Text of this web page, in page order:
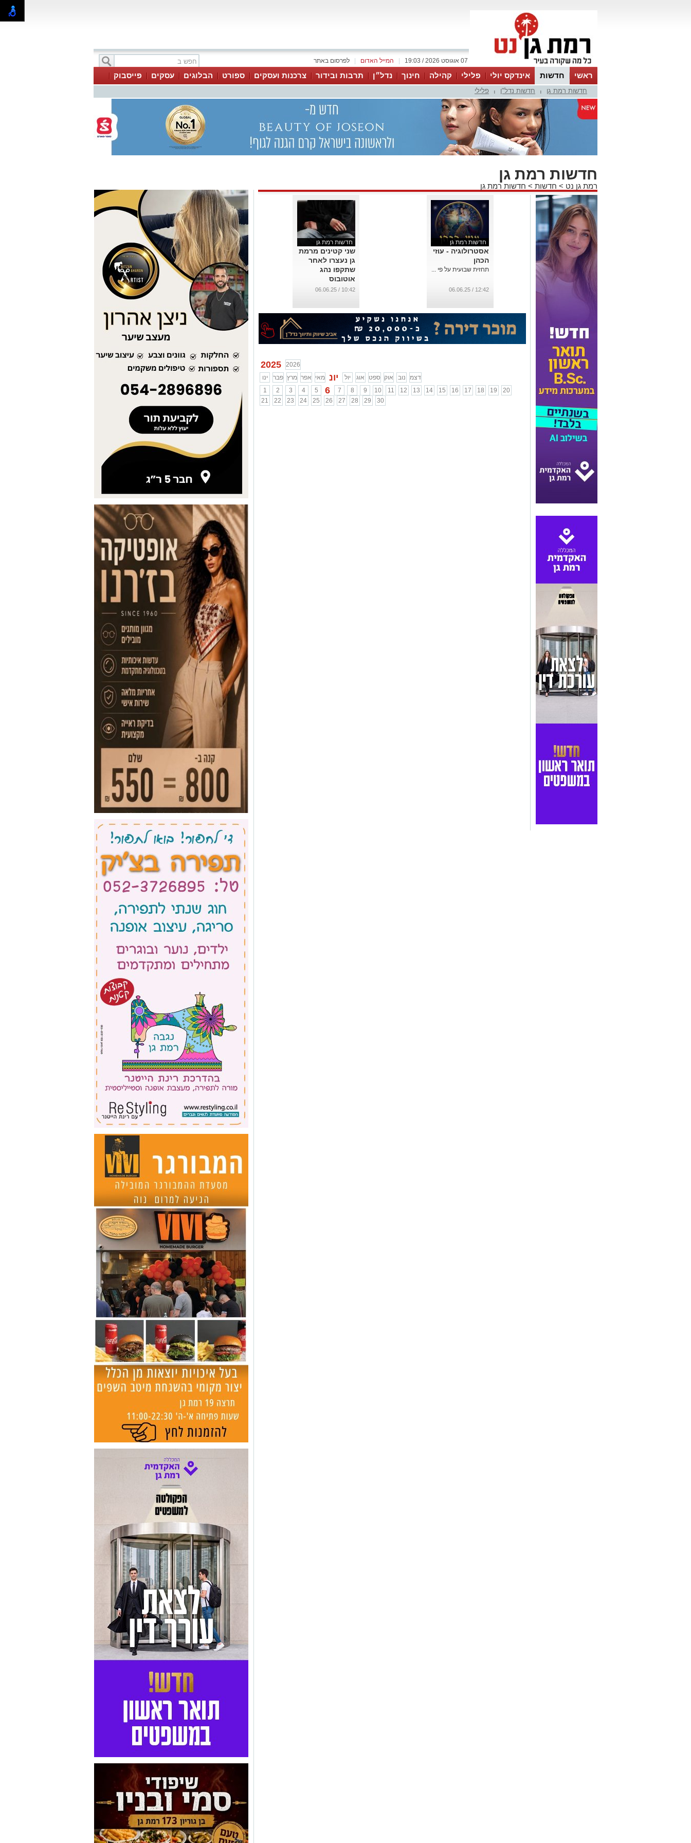
לפרסום באתר המייל האדום 07 אוגוסט 2026 / 19:03
ראשי חדשות אינדקס יולי פלילי קהילה חינוך נדל״ן תרבות ובידור צרכנות ועסקים ספורט הבלוגים עסקים
פייסבוק
ווטסאפ
חדשות רמת גן חדשות נדל"ן פלילי
חדשות רמת גן
רמת גן נט > חדשות > חדשות רמת גן
חדשות רמת גן
אסטרולוגיה - עוזי
הכהן
תחזית שבועית על פי ...
12:42 / 06.06.25
חדשות רמת גן
שני קטינים מרמת
גן נעצרו לאחר
שתקפו נהג
אוטובוס
...
10:42 / 06.06.25
2025
2026
ינו
פבר מרץ אפר מאי יונ יול אוג ספט אוק נוב
דצמ
1
2 3 4 5 6 7 8 9 10 11 12 13 14 15 16 17 18 19
20
21
22 23 24 25 26 27 28 29 30